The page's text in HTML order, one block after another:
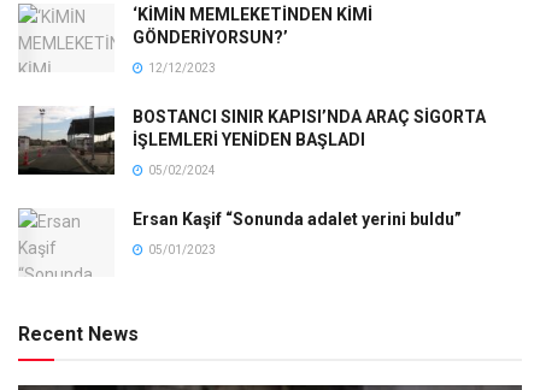
‘KİMİN MEMLEKETİNDEN KİMİ
GÖNDERİYORSUN?’
12/12/2023
BOSTANCI SINIR KAPISI’NDA ARAÇ SİGORTA
İŞLEMLERİ YENİDEN BAŞLADI
05/02/2024
Ersan Kaşif “Sonunda adalet yerini buldu”
05/01/2023
Recent News